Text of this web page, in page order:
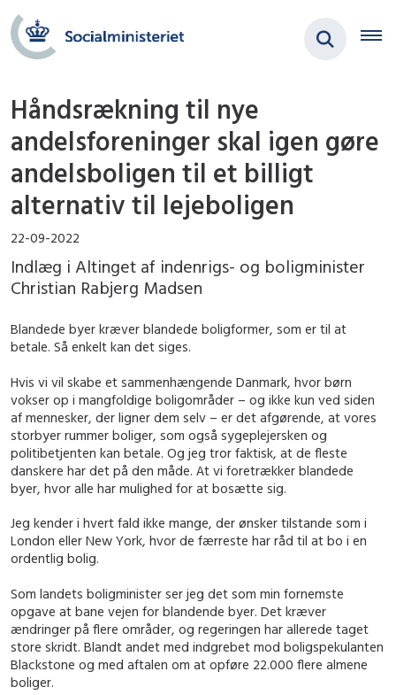
Håndsrækning til nye
andelsforeninger skal igen gøre
andelsboligen til et billigt
alternativ til lejeboligen
22-09-2022
Indlæg i Altinget af indenrigs- og boligminister
Christian Rabjerg Madsen
Blandede byer kræver blandede boligformer, som er til at
betale. Så enkelt kan det siges.
Hvis vi vil skabe et sammenhængende Danmark, hvor børn
vokser op i mangfoldige boligområder – og ikke kun ved siden
af mennesker, der ligner dem selv – er det afgørende, at vores
storbyer rummer boliger, som også sygeplejersken og
politibetjenten kan betale. Og jeg tror faktisk, at de fleste
danskere har det på den måde. At vi foretrækker blandede
byer, hvor alle har mulighed for at bosætte sig.
Jeg kender i hvert fald ikke mange, der ønsker tilstande som i
London eller New York, hvor de færreste har råd til at bo i en
ordentlig bolig.
Som landets boligminister ser jeg det som min fornemste
opgave at bane vejen for blandende byer. Det kræver
ændringer på flere områder, og regeringen har allerede taget
store skridt. Blandt andet med indgrebet mod boligspekulanten
Blackstone og med aftalen om at opføre 22.000 flere almene
boliger.